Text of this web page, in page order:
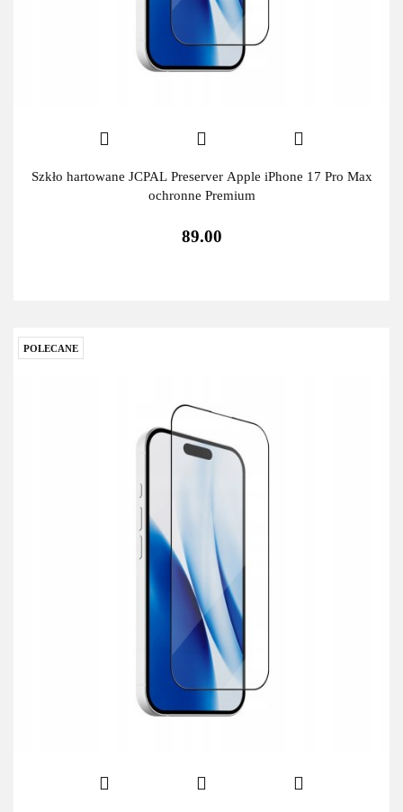
Szkło hartowane JCPAL Preserver Apple iPhone 17 Pro Max
ochronne Premium
89.00
POLECANE